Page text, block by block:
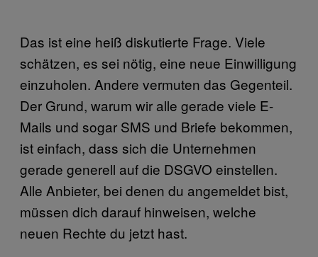
Das ist eine heiß diskutierte Frage. Viele
schätzen, es sei nötig, eine neue Einwilligung
einzuholen. Andere vermuten das Gegenteil.
Der Grund, warum wir alle gerade viele E-
Mails und sogar SMS und Briefe bekommen,
ist einfach, dass sich die Unternehmen
gerade generell auf die DSGVO einstellen.
Alle Anbieter, bei denen du angemeldet bist,
müssen dich darauf hinweisen, welche
neuen Rechte du jetzt hast.